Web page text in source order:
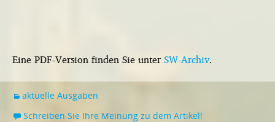
Eine PDF-Version finden Sie unterSW-Archiv.
aktuelle Ausgaben
Schreiben Sie Ihre Meinung zu dem Artikel!